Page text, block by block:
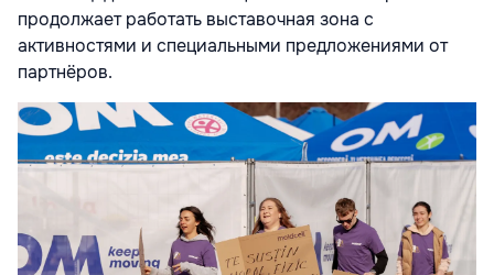
продолжает работать выставочная зона с
активностями и специальными предложениями от
партнёров.